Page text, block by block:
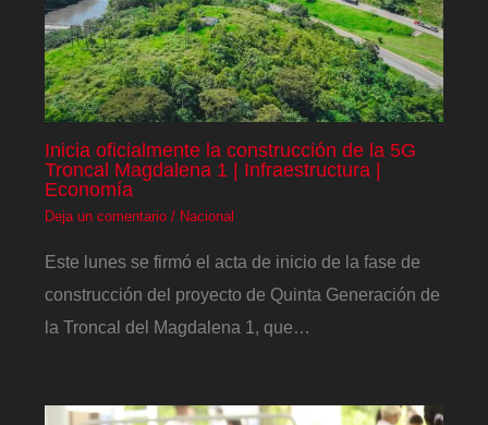
Inicia oficialmente la construcción de la 5G
Troncal Magdalena 1 | Infraestructura |
Economía
Deja un comentario / Nacional
Este lunes se firmó el acta de inicio de la fase de
construcción del proyecto de Quinta Generación de
la Troncal del Magdalena 1, que…